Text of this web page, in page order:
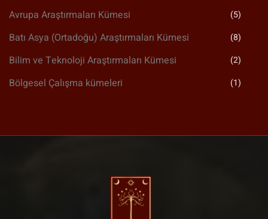
Avrupa Araştırmaları Kümesi (5)
Batı Asya (Ortadoğu) Araştırmaları Kümesi (8)
Bilim ve Teknoloji Araştırmaları Kümesi (2)
Bölgesel Çalışma kümeleri (1)